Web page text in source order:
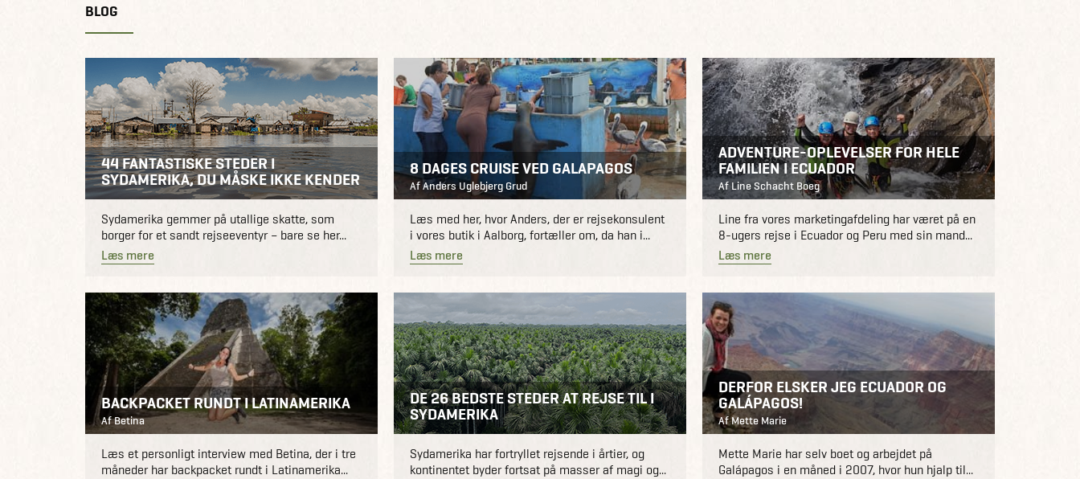
BLOG
44 FANTASTISKE STEDER I
SYDAMERIKA, DU MÅSKE IKKE KENDER
Sydamerika gemmer på utallige skatte, som
borger for et sandt rejseeventyr – bare se her...
Læs mere
8 DAGES CRUISE VED GALAPAGOS
Af Anders Uglebjerg Grud
Læs med her, hvor Anders, der er rejsekonsulent
i vores butik i Aalborg, fortæller om, da han i...
Læs mere
ADVENTURE-OPLEVELSER FOR HELE
FAMILIEN I ECUADOR
Af Line Schacht Boeg
Line fra vores marketingafdeling har været på en
8-ugers rejse i Ecuador og Peru med sin mand...
Læs mere
BACKPACKET RUNDT I LATINAMERIKA
Af Betina
Læs et personligt interview med Betina, der i tre
måneder har backpacket rundt i Latinamerika...
DE 26 BEDSTE STEDER AT REJSE TIL I
SYDAMERIKA
Sydamerika har fortryllet rejsende i årtier, og
kontinentet byder fortsat på masser af magi og...
DERFOR ELSKER JEG ECUADOR OG
GALÁPAGOS!
Af Mette Marie
Mette Marie har selv boet og arbejdet på
Galápagos i en måned i 2007, hvor hun hjalp til...